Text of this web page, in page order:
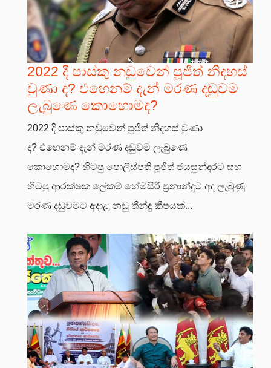
2022 දී පාස්කු නඩුවෙන් පූජිත් නිදහස්
වුණා ද? එහෙනම් දැන් මරණ දඬුවම
ලැබුණෙ කොහොමද?
2022 දී පාස්කු නඩුවෙන් පූජිත් නිදහස් වුණා
ද? එහෙනම් දැන් මරණ දඬුවම ලැබුණෙ
කොහොමද? හිටපු පොලිස්පති පූජිත් ජයසුන්දරට සහ
හිටපු ආරක්ෂක ලේකම් හේමසිරි ප්‍රනාන්දුට අද ලැබුණු
මරණ දඬුවමට අදාළ නඩු තීන්දු කීපයක්...